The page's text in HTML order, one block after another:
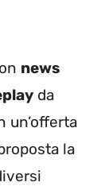
news
da
un’offerta
la